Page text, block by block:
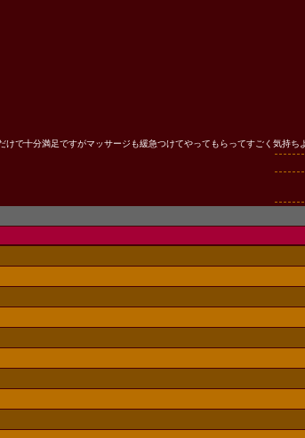
で十分満足ですがマッサージも緩急つけてやってもらってすごく気持